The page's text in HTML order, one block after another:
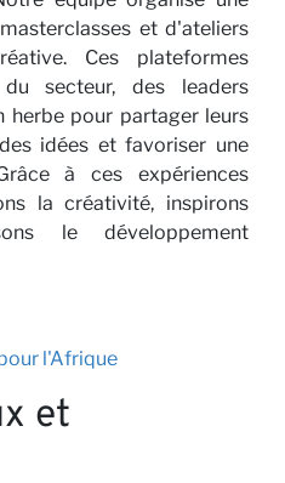
et d'ateliers
Ces plateformes
secteur, des leaders
herbe pour partager leurs
idées et favoriser une
à ces expériences
la créativité, inspirons
le développement
l'Afrique
et